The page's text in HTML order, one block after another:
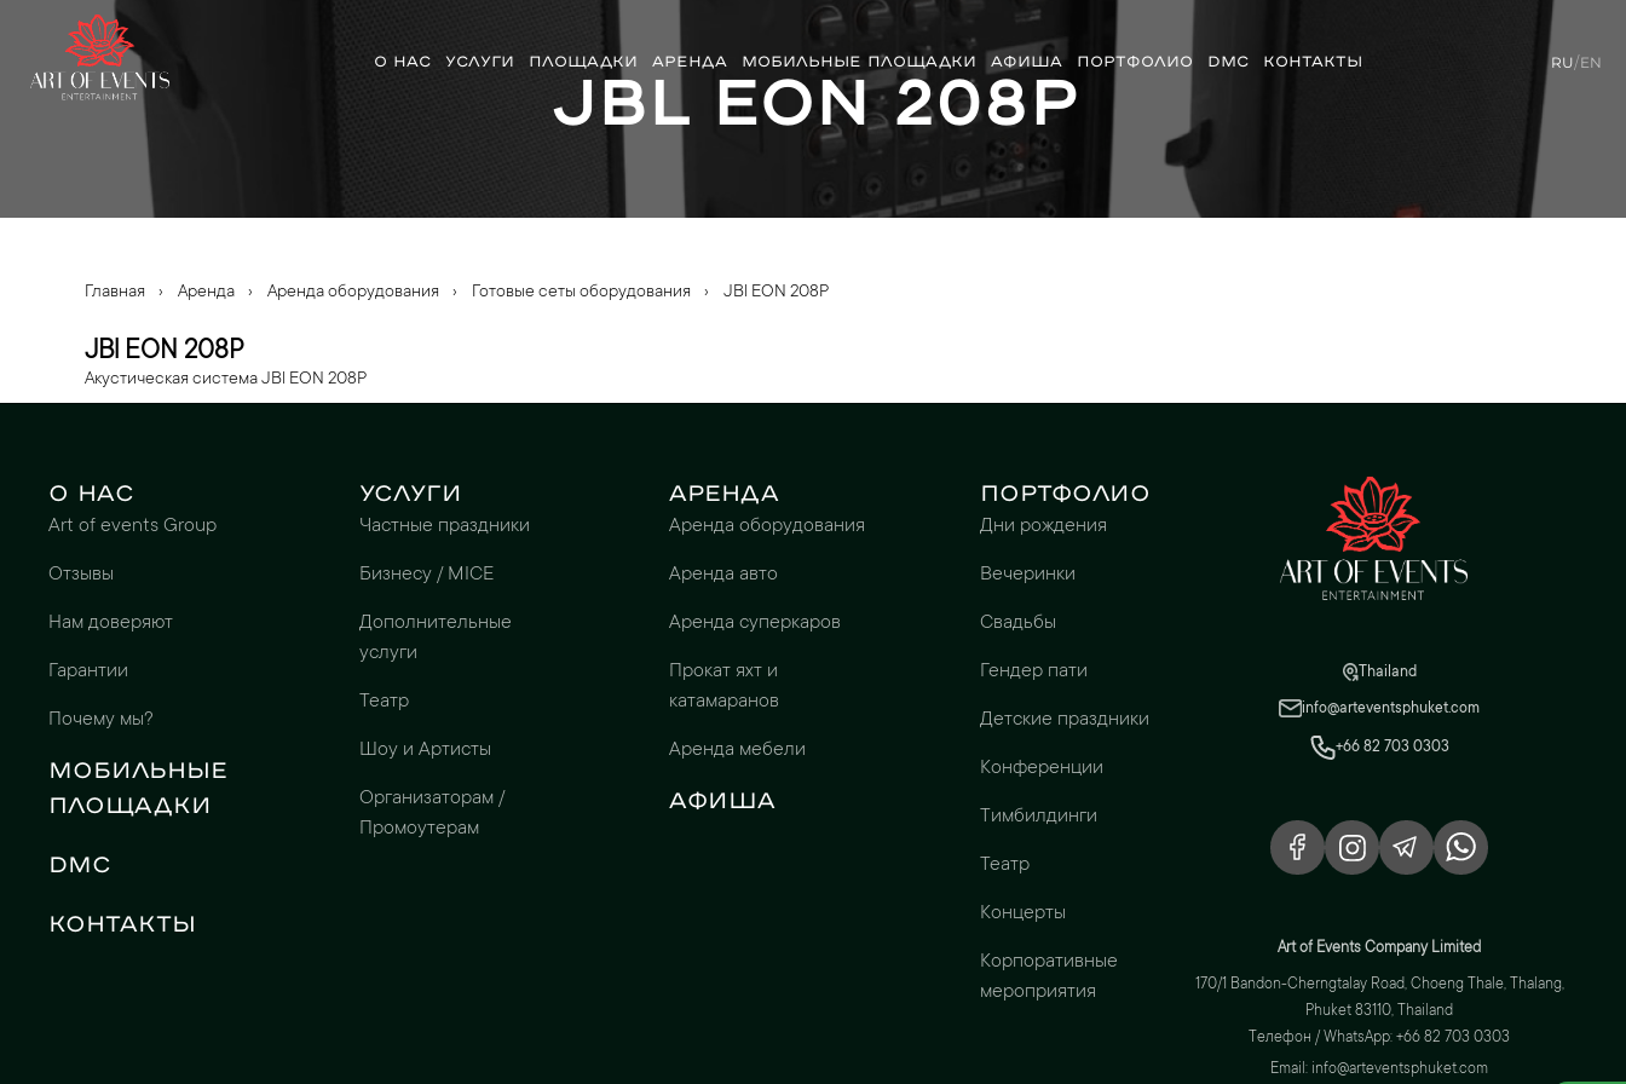
О НАС УСЛУГИ ПЛОЩАДКИ АРЕНДА МОБИЛЬНЫЕ ПЛОЩАДКИ АФИША ПОРТФОЛИО DMC КОНТАКТЫ RU/EN
JBl EON 208P
Главная › Аренда › Аренда оборудования › Готовые сеты оборудования › JBl EON 208P
JBl EON 208P
Акустическая система JBl EON 208P
О нас
Art of events Group
Отзывы
Нам доверяют
Гарантии
Почему мы?
Мобильные
площадки
DMC
Контакты
Услуги
Частные праздники
Бизнесу / MICE
Дополнительные
услуги
Театр
Шоу и Артисты
Организаторам /
Промоутерам
Аренда
Аренда оборудования
Аренда авто
Аренда суперкаров
Прокат яхт и
катамаранов
Аренда мебели
Афиша
Портфолио
Дни рождения
Вечеринки
Свадьбы
Гендер пати
Детские праздники
Конференции
Тимбилдинги
Театр
Концерты
Корпоративные
мероприятия
Thailand
info@arteventsphuket.com
+66 82 703 0303
Art of Events Company Limited
170/1 Bandon-Cherngtalay Road, Choeng Thale, Thalang,
Phuket 83110, Thailand
Телефон / WhatsApp: +66 82 703 0303
Email: info@arteventsphuket.com